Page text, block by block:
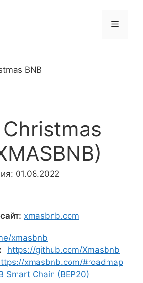
Меню
BNB
01.08.2022
xmasbnb.com
xmasbnb
https://github.com/Xmasbnb
xmasbnb.com/#roadmap
Smart Chain (BEP20)